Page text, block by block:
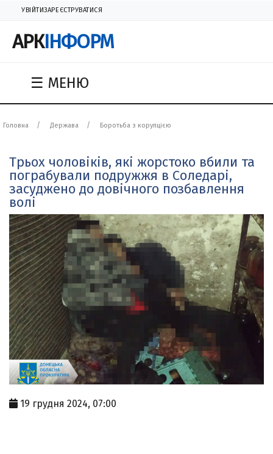
УВІЙТИЗАРЕЄСТРУВАТИСЯ
АРКІНФОРМ
☰ МЕНЮ
Головна Держава Боротьба з корупцією
Трьох чоловіків, які жорстоко вбили та
пограбували подружжя в Соледарі,
засуджено до довічного позбавлення
волі
19 грудня 2024, 07:00